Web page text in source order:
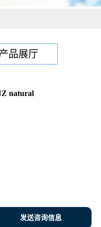
品展厅
natural
发送咨询信息